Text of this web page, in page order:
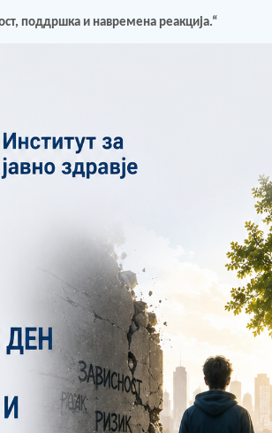
поддршка и навремена реакција.“